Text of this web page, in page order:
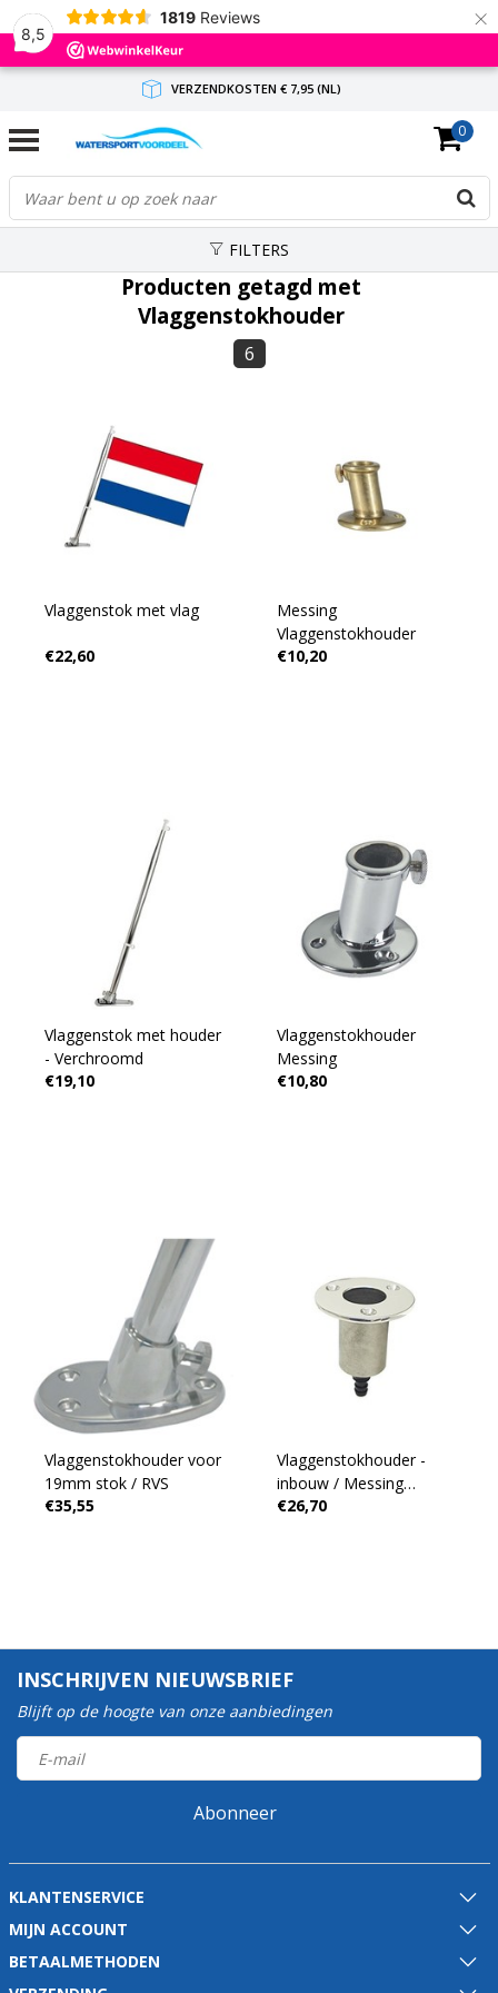
8,5
1819 Reviews ×
VERZENDKOSTEN € 7,95 (NL)
GRATIS VERZENDING(NL) VANAF € 65,-
BINNEN 1-3 WERKDAGEN ANTWOORD
0
FILTERS
Producten getagd met
Vlaggenstokhouder
6
Vlaggenstok met vlag
€22,60
Messing
Vlaggenstokhouder
€10,20
Vlaggenstok met houder
- Verchroomd
€19,10
Vlaggenstokhouder
Messing
€10,80
Vlaggenstokhouder voor
19mm stok / RVS
€35,55
Vlaggenstokhouder -
inbouw / Messing
verchroomd
€26,70
INSCHRIJVEN NIEUWSBRIEF
Blijft op de hoogte van onze aanbiedingen
Abonneer
KLANTENSERVICE
MIJN ACCOUNT
BETAALMETHODEN